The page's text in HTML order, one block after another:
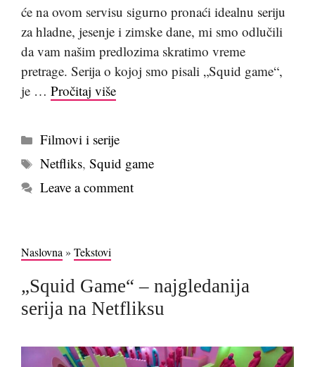
će na ovom servisu sigurno pronaći idealnu seriju
za hladne, jesenje i zimske dane, mi smo odlučili
da vam našim predlozima skratimo vreme
pretrage. Serija o kojoj smo pisali „Squid game“,
je … Pročitaj više
Kategorije
Filmovi i serije
Tags
Netfliks,Squid game
Leave a comment
Naslovna » Tekstovi
„Squid Game“ – najgledanija
serija na Netfliksu